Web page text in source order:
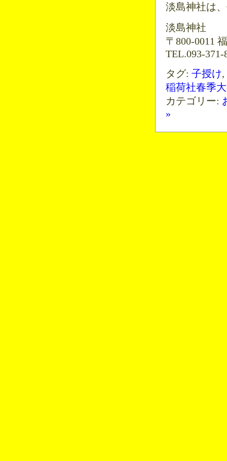
淡島神社は、
淡島神社
〒800-0011
TEL.093-371-
タグ: 子授け,
稲荷社春季
カテゴリー:
»